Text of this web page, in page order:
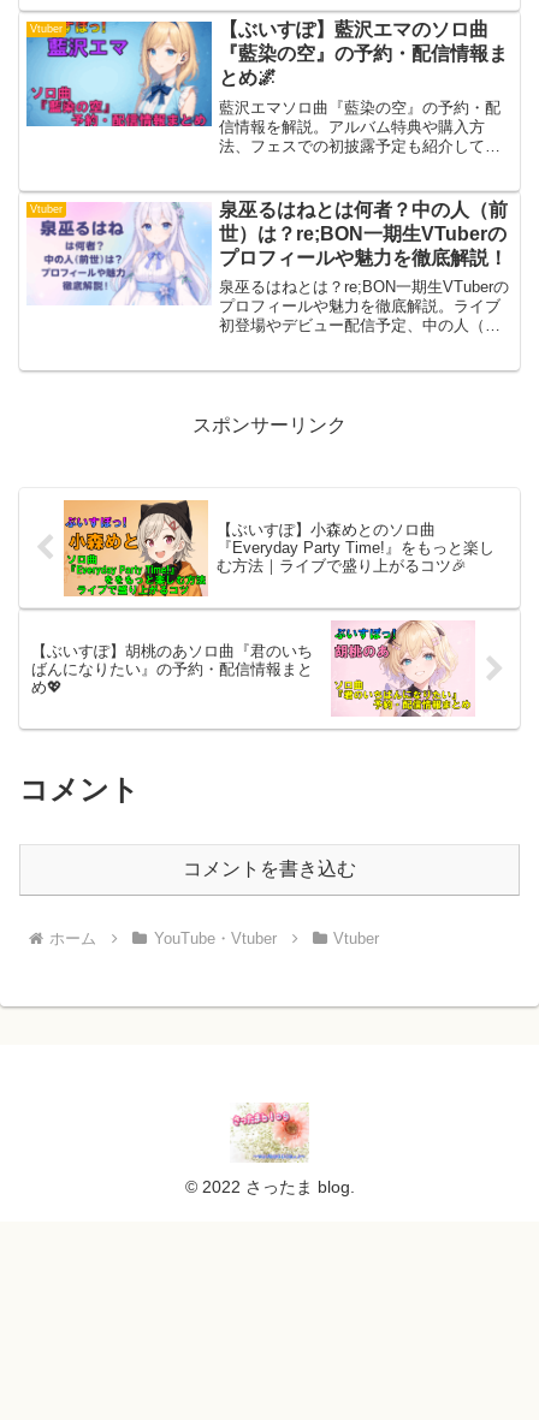
Vtuber
【ぶいすぽ】藍沢エマのソロ曲
『藍染の空』の予約・配信情報ま
とめ🌌
藍沢エマソロ曲『藍染の空』の予約・配
信情報を解説。アルバム特典や購入方
法、フェスでの初披露予定も紹介してい
Vtuber
泉巫るはねとは何者？中の人（前
世）は？re;BON一期生VTuberの
プロフィールや魅力を徹底解説！
泉巫るはねとは？re;BON一期生VTuberの
プロフィールや魅力を徹底解説。ライブ
初登場やデビュー配信予定、中の人（前
スポンサーリンク
【ぶいすぽ】小森めとのソロ曲
『Everyday Party Time!』をもっと楽し
む方法｜ライブで盛り上がるコツ🎉
【ぶいすぽ】胡桃のあソロ曲『君のいち
ばんになりたい』の予約・配信情報まと
め💖
コメント
コメントを書き込む
ホーム YouTube・Vtuber Vtuber
© 2022 さったま blog.